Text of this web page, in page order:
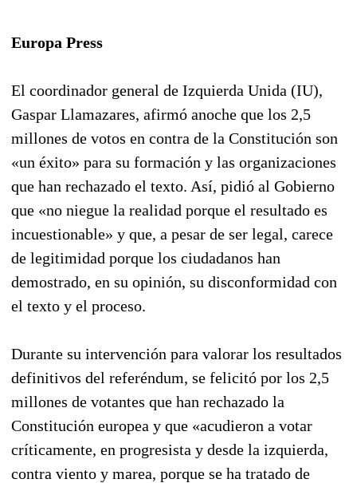
Europa Press
El coordinador general de Izquierda Unida (IU),
Gaspar Llamazares, afirmó anoche que los 2,5
millones de votos en contra de la Constitución son
«un éxito» para su formación y las organizaciones
que han rechazado el texto. Así, pidió al Gobierno
que «no niegue la realidad porque el resultado es
incuestionable» y que, a pesar de ser legal, carece
de legitimidad porque los ciudadanos han
demostrado, en su opinión, su disconformidad con
el texto y el proceso.
Durante su intervención para valorar los resultados
definitivos del referéndum, se felicitó por los 2,5
millones de votantes que han rechazado la
Constitución europea y que «acudieron a votar
críticamente, en progresista y desde la izquierda,
contra viento y marea, porque se ha tratado de